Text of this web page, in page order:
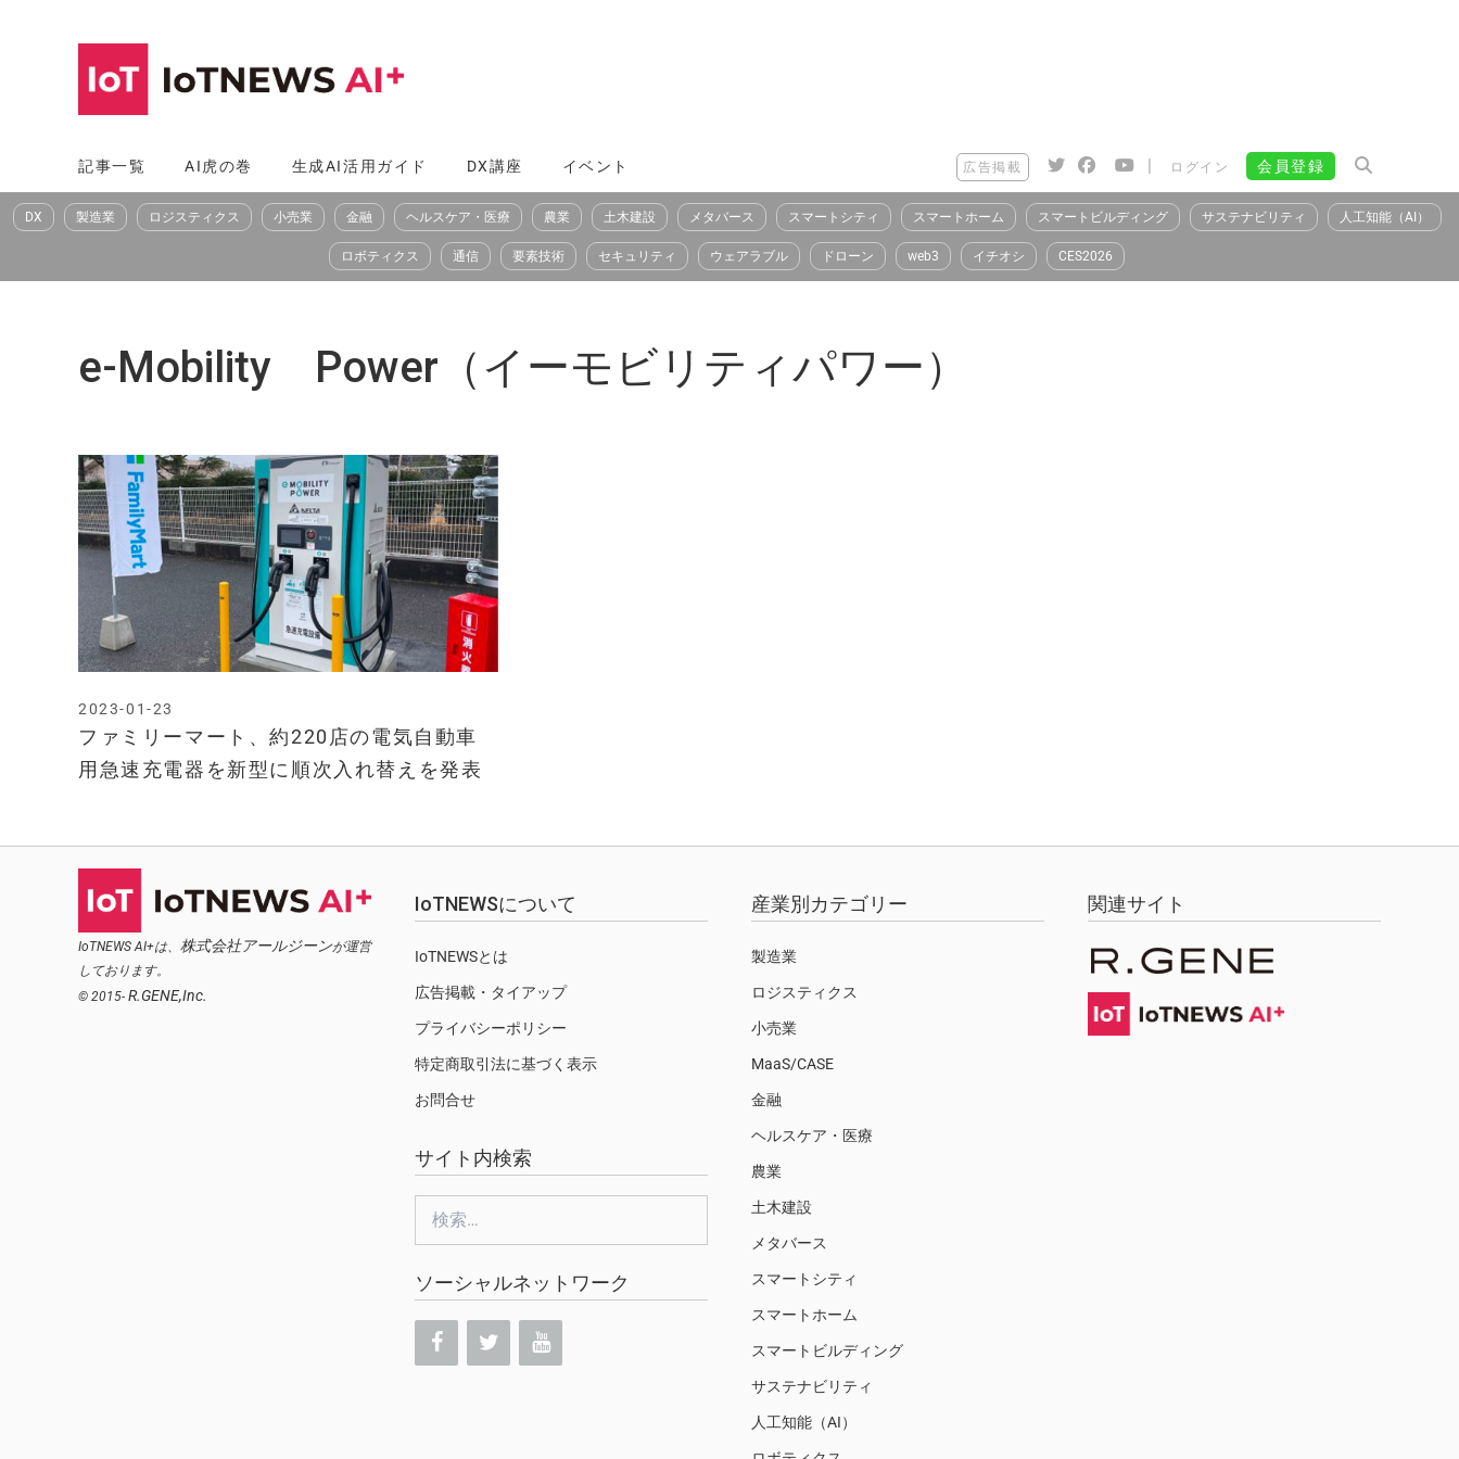
へ
ス
記事一覧 AI虎の巻 生成AI活用ガイド DX講座 イベント 広告掲載 | ログイン 会員登録
DX 製造業 ロジスティクス 小売業 金融 ヘルスケア・医療 農業 土木建設 メタバース スマートシティ スマートホーム スマートビルディング サステナビリティ 人工知能（AI）
ロボティクス 通信 要素技術 セキュリティ ウェアラブル ドローン web3 イチオシ CES2026
e-Mobility Power（イーモビリティパワー）
ファミリーマート、約220店の電気自動車
用急速充電器を新型に順次入れ替えを発表
2023-01-23
IoTNEWS AI+は、 株式会社アールジーンが運営
しております。
© 2015- R.GENE,Inc.
IoTNEWSについて
IoTNEWSとは
広告掲載・タイアップ
プライバシーポリシー
特定商取引法に基づく表示
お問合せ
サイト内検索
ソーシャルネットワーク
産業別カテゴリー
製造業
ロジスティクス
小売業
MaaS/CASE
金融
ヘルスケア・医療
農業
土木建設
メタバース
スマートシティ
スマートホーム
スマートビルディング
サステナビリティ
人工知能（AI）
関連サイト